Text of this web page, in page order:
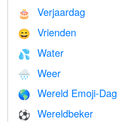
🎂 Verjaardag
😄 Vrienden
💦 Water
🌧 Weer
🌎 Wereld Emoji-Dag
⚽ Wereldbeker